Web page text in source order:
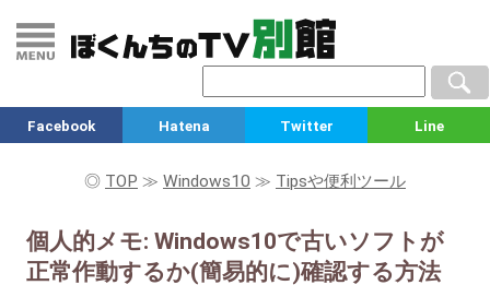
Facebook Hatena Twitter Line
◎ TOP ≫ Windows10 ≫ Tipsや便利ツール
個人的メモ: Windows10で古いソフトが
正常作動するか(簡易的に)確認する方法